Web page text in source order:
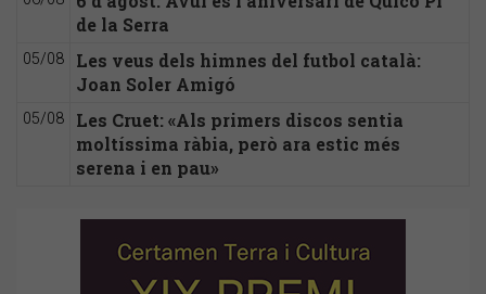
de la Serra
05/08
Les veus dels himnes del futbol català:
Joan Soler Amigó
05/08
Les Cruet: «Als primers discos sentia
moltíssima ràbia, però ara estic més
serena i en pau»